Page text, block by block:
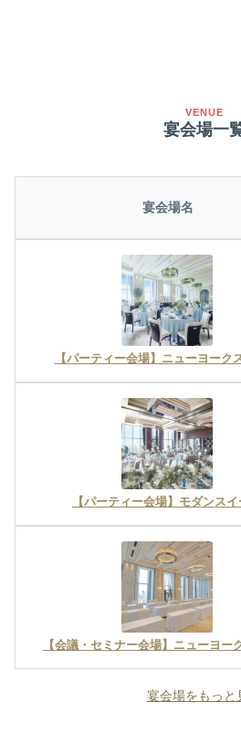
VENUE
宴会場一
宴会場名
【パーティー会場】ニューヨーク
【パーティー会場】モダンスイ
【会議・セミナー会場】ニューヨー
宴会場をもっと